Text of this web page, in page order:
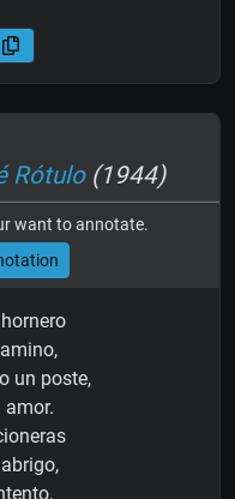
Rótulo(1944)
want to annotate.
un poste,
amor.